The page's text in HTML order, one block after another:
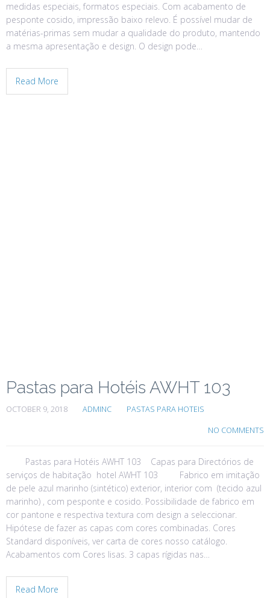
medidas especiais, formatos especiais. Com acabamento de
pesponte cosido, impressão baixo relevo. É possível mudar de
matérias-primas sem mudar a qualidade do produto, mantendo
a mesma apresentação e design. O design pode…
Read More
Pastas para Hotéis AWHT 103
OCTOBER 9, 2018 ADMINC PASTAS PARA HOTEIS
NO COMMENTS
Pastas para Hotéis AWHT 103 Capas para Directórios de
serviços de habitação hotel AWHT 103 Fabrico em imitação
de pele azul marinho (sintético) exterior, interior com (tecido azul
marinho) , com pesponte e cosido. Possibilidade de fabrico em
cor pantone e respectiva textura com design a seleccionar.
Hipótese de fazer as capas com cores combinadas. Cores
Standard disponíveis, ver carta de cores nosso catálogo.
Acabamentos com Cores lisas. 3 capas rígidas nas…
Read More